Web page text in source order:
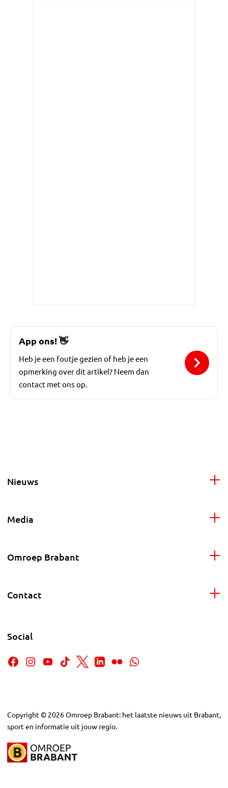
App ons!👋
Heb je een foutje gezien of heb je een
opmerking over dit artikel? Neem dan
contact met ons op.
Nieuws
Media
Omroep Brabant
Contact
Social
Copyright © 2026Omroep Brabant: het laatste nieuws uit Brabant,
sport en informatie uit jouw regio.